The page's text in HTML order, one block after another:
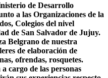
de Desarrollo
a las Organizaciones de la
Colegios del nivel
de San Salvador de Jujuy.
Belgrano de nuestra
de elaboración de
ofrendas, rosquetes.
cargo de las personas